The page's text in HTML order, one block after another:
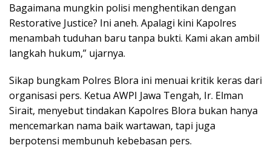
Bagaimana mungkin polisi menghentikan dengan
Restorative Justice? Ini aneh. Apalagi kini Kapolres
menambah tuduhan baru tanpa bukti. Kami akan ambil
langkah hukum,” ujarnya.
Sikap bungkam Polres Blora ini menuai kritik keras dari
organisasi pers. Ketua AWPI Jawa Tengah, Ir. Elman
Sirait, menyebut tindakan Kapolres Blora bukan hanya
mencemarkan nama baik wartawan, tapi juga
berpotensi membunuh kebebasan pers.